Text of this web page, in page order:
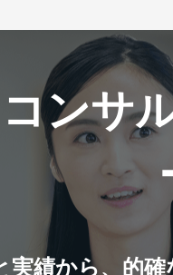
ンサ
実績から、的